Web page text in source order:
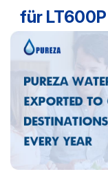
für